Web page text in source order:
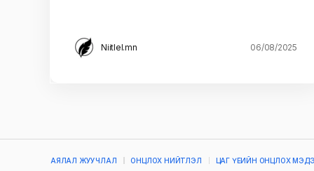
Niitlel.mn 06/08/2025
АЯЛАЛ ЖУУЧЛАЛ ОНЦЛОХ НИЙТЛЭЛ ЦАГ ҮЕИЙН ОНЦЛОХ